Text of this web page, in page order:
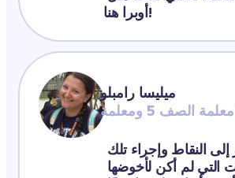
أوبرا هنا!
ميليسا رامبلو